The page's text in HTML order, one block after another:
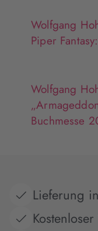
Wolfgang
Piper
Wolfgang
Buchmesse
Lieferung